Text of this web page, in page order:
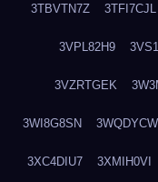
3TBVTN7Z 3TFI7CJL
3VPL82H9
3VZRTGEK
3WI8G8SN
3XC4DIU7 3XMIH0VI